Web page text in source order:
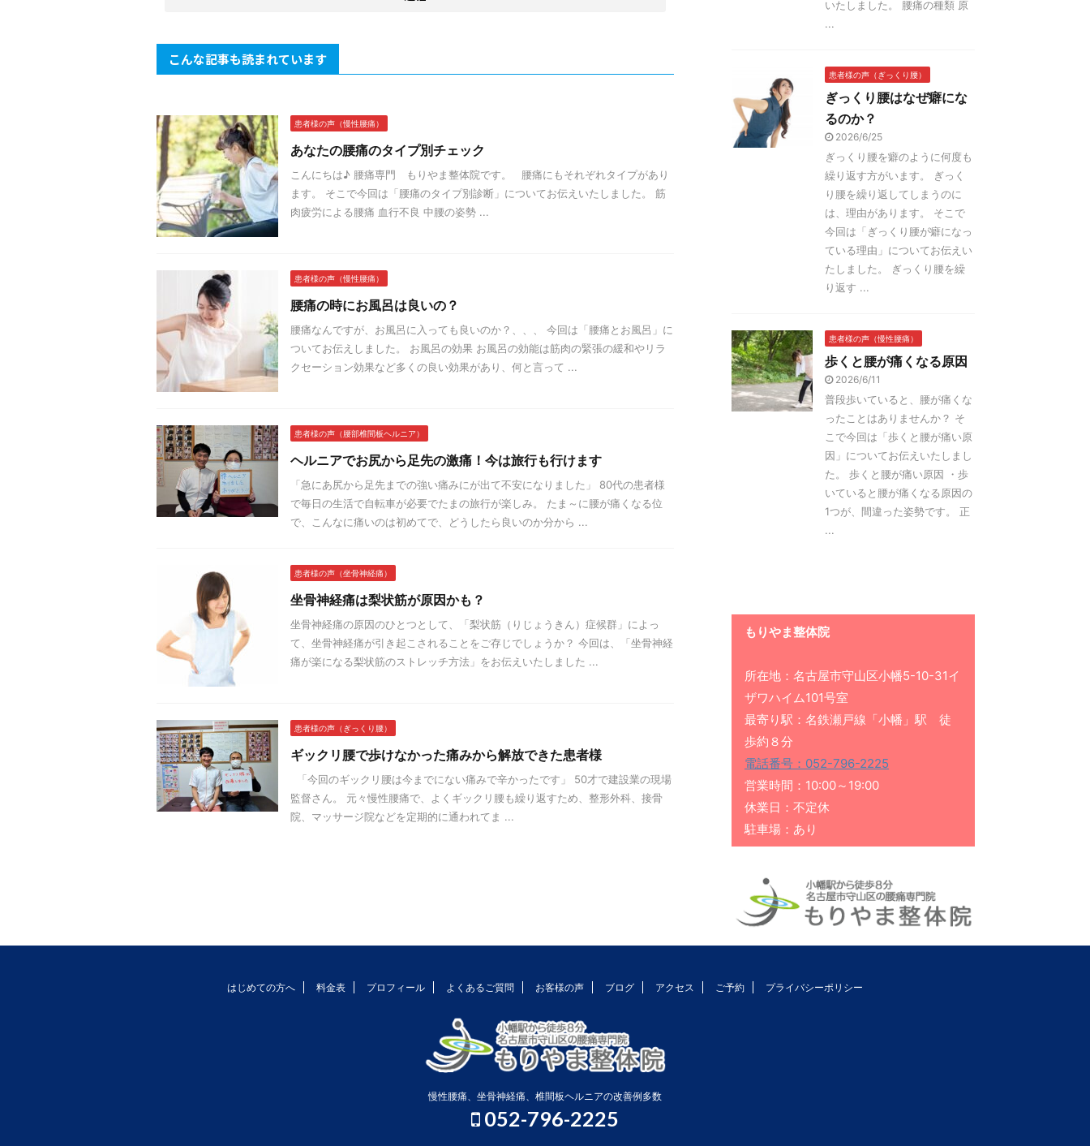
こんな記事も読まれています
患者様の声（慢性腰痛）
あなたの腰痛のタイプ別チェック
こんにちは♪ 腰痛専門 もりやま整体院です。 腰痛にもそれぞれタイプがあり
ます。 そこで今回は「腰痛のタイプ別診断」についてお伝えいたしました。 筋
肉疲労による腰痛 血行不良 中腰の姿勢 ...
患者様の声（慢性腰痛）
腰痛の時にお風呂は良いの？
腰痛なんですが、お風呂に入っても良いのか？、、、 今回は「腰痛とお風呂」に
ついてお伝えしました。 お風呂の効果 お風呂の効能は筋肉の緊張の緩和やリラ
クセーション効果など多くの良い効果があり、何と言って ...
患者様の声（腰部椎間板ヘルニア）
ヘルニアでお尻から足先の激痛！今は旅行も行けます
「急にあ尻から足先までの強い痛みにが出て不安になりました」 80代の患者様
で毎日の生活で自転車が必要でたまの旅行が楽しみ。 たま～に腰が痛くなる位
で、こんなに痛いのは初めてで、どうしたら良いのか分から ...
患者様の声（坐骨神経痛）
坐骨神経痛は梨状筋が原因かも？
坐骨神経痛の原因のひとつとして、「梨状筋（りじょうきん）症候群」によっ
て、坐骨神経痛が引き起こされることをご存じでしょうか？ 今回は、「坐骨神経
痛が楽になる梨状筋のストレッチ方法」をお伝えいたしました ...
患者様の声（ぎっくり腰）
ギックリ腰で歩けなかった痛みから解放できた患者様
「今回のギックリ腰は今までにない痛みで辛かったです」 50才で建設業の現場
監督さん。 元々慢性腰痛で、よくギックリ腰も繰り返すため、整形外科、接骨
院、マッサージ院などを定期的に通われてま ...
いたしました。 腰痛の種類 原
...
患者様の声（ぎっくり腰）
ぎっくり腰はなぜ癖にな
るのか？
2026/6/25
ぎっくり腰を癖のように何度も
繰り返す方がいます。 ぎっく
り腰を繰り返してしまうのに
は、理由があります。 そこで
今回は「ぎっくり腰が癖になっ
ている理由」についてお伝えい
たしました。 ぎっくり腰を繰
り返す ...
患者様の声（慢性腰痛）
歩くと腰が痛くなる原因
2026/6/11
普段歩いていると、腰が痛くな
ったことはありませんか？ そ
こで今回は「歩くと腰が痛い原
因」についてお伝えいたしまし
た。 歩くと腰が痛い原因 ・歩
いていると腰が痛くなる原因の
1つが、間違った姿勢です。 正
...
もりやま整体院
所在地：名古屋市守山区小幡5-10-31イ
ザワハイム101号室
最寄り駅：名鉄瀬戸線「小幡」駅 徒
歩約８分
電話番号：052-796-2225
営業時間：10:00～19:00
休業日：不定休
駐車場：あり
はじめての方へ 料金表 プロフィール よくあるご質問 お客様の声 ブログ アクセス ご予約 プライバシーポリシー
慢性腰痛、坐骨神経痛、椎間板ヘルニアの改善例多数
052-796-2225